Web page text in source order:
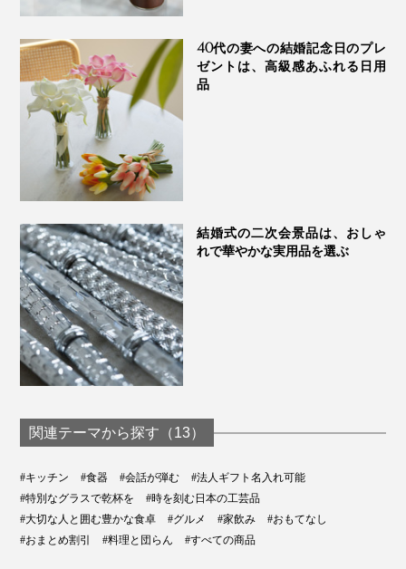
40代の妻への結婚記念日のプレ
ゼントは、高級感あふれる日用
品
結婚式の二次会景品は、おしゃ
れで華やかな実用品を選ぶ
関連テーマから探す（13）
#キッチン #食器 #会話が弾む
#法人ギフト名入れ可能
#特別なグラスで乾杯を
#時を刻む日本の工芸品
#大切な人と囲む豊かな食卓
#グルメ #家飲み
#おもてなし
#おまとめ割引
#料理と団らん #すべての商品